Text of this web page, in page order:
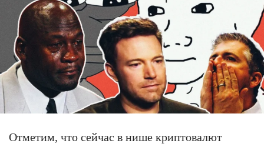
Отметим, что сейчас в нише криптовалют